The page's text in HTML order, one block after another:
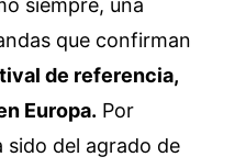
siempre, una
que confirman
de referencia,
Europa. Por
sido del agrado de